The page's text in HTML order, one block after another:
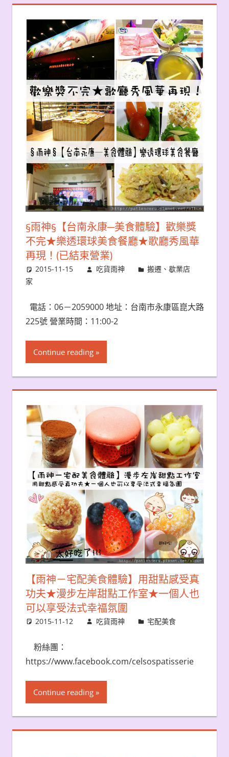
§雨神§【台南永康─美食體驗】歡樂獎
不完★樂透環球美食餐廳★歌廳秀風華
再現！(已結束營業)
2015-11-15 吃貨雨神
搬遷、歇業店
家
電話：06－2059000 地址：台南市永康區崑大路
225號 營業時間：11:00-2
Continue reading
【雨神－宅配美食體驗】用甜點感受真
功夫★漫步左岸甜點工作室★一個人也
可以享受法式幸福氛圍
2015-11-12 吃貨雨神 宅配美食
粉絲團：
https://www.facebook.com/celsospatisserie
Continue reading